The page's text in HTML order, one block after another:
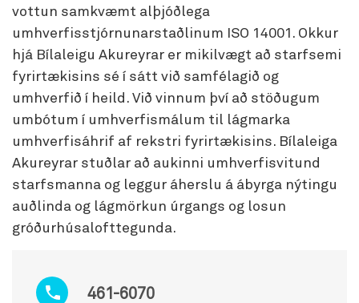
461-6070
vottun samkvæmt alþjóðlega
umhverfisstjórnunarstaðlinum ISO 14001. Okkur
hjá Bílaleigu Akureyrar er mikilvægt að starfsemi
fyrirtækisins sé í sátt við samfélagið og
umhverfið í heild. Við vinnum því að stöðugum
umbótum í umhverfismálum til lágmarka
umhverfisáhrif af rekstri fyrirtækisins. Bílaleiga
Akureyrar stuðlar að aukinni umhverfisvitund
starfsmanna og leggur áherslu á ábyrga nýtingu
auðlinda og lágmörkun úrgangs og losun
gróðurhúsalofttegunda.